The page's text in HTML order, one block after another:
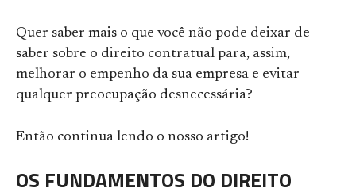
Quer saber mais o que você não pode deixar de
saber sobre o direito contratual para, assim,
melhorar o empenho da sua empresa e evitar
qualquer preocupação desnecessária?
Então continua lendo o nosso artigo!
OS FUNDAMENTOS DO DIREITO